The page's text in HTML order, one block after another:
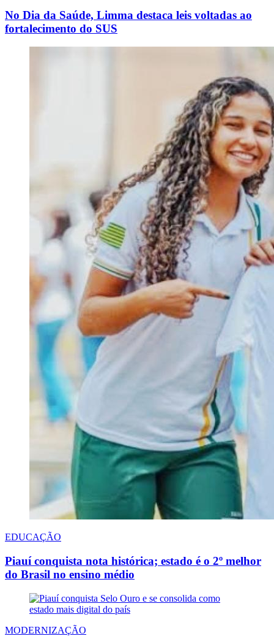
No Dia da Saúde, Limma destaca leis voltadas ao
fortalecimento do SUS
EDUCAÇÃO
Piauí conquista nota histórica; estado é o 2º melhor
do Brasil no ensino médio
MODERNIZAÇÃO